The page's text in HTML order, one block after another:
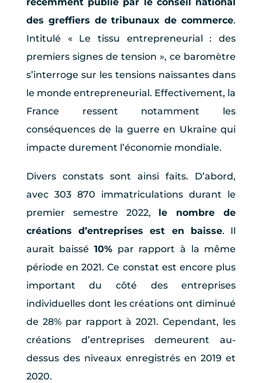
des greffiers de tribunaux de commerce.
Intitulé « Le tissu entrepreneurial : des
premiers signes de tension », ce baromètre
s’interroge sur les tensions naissantes dans
le monde entrepreneurial. Effectivement, la
France ressent notamment les
conséquences de la guerre en Ukraine qui
impacte durement l’économie mondiale.
Divers constats sont ainsi faits. D’abord,
avec 303 870 immatriculations durant le
premier semestre 2022, le nombre de
créations d’entreprises est en baisse. Il
aurait baissé10% par rapport à la même
période en 2021. Ce constat est encore plus
important du côté des entreprises
individuelles dont les créations ont diminué
de 28% par rapport à 2021. Cependant, les
créations d’entreprises demeurent au-
dessus des niveaux enregistrés en 2019 et
2020.